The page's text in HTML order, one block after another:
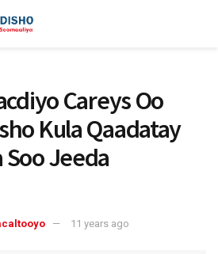
Careys Oo
Kula Qaadatay
Jeeda
11 years ago